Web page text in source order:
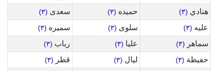
هنادي (٣) حميده (٣) سعدى (٣)
عليه (٣) سلوى (٣) سميره (٣)
سماهر (٣) عليا (٣) رباب (٣)
حفيظة (٣) ليال (٣) قطر (٣)